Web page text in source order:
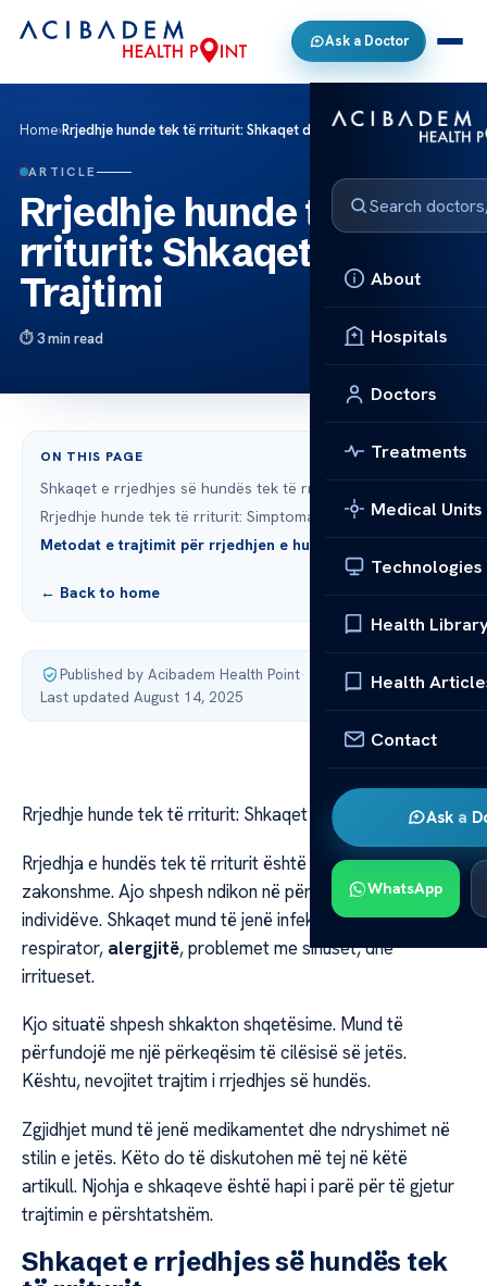
Ask a Doctor
About
Hospitals
Doctors
Treatments
Medical Units
Technologies
Health
Health
Contact
Ask a
WhatsApp
Home›Rrjedhje hunde tek të rriturit: Shkaqet dhe Trajtimi
ARTICLE
Rrjedhje hunde tek të
rriturit: Shkaqet dhe
Trajtimi
3 min read
ON THIS PAGE
Shkaqet e rrjedhjes së hundës tek të rriturit
Rrjedhje hunde tek të rriturit: Simptomat e shoqëruese
Metodat e trajtimit për rrjedhjen e hundës
← Back to home
Published by Acibadem Health Point·
Last updated August 14, 2025
Rrjedhje hunde tek të rriturit: Shkaqet dhe Trajtimi
Rrjedhja e hundës tek të rriturit është një simptomë e
zakonshme. Ajo shpesh ndikon në përditshmërinë e
individëve. Shkaqet mund të jenë infeksionet e traktit
respirator, alergjitë, problemet me sinuset, dhe
irritueset.
Kjo situatë shpesh shkakton shqetësime. Mund të
përfundojë me një përkeqësim të cilësisë së jetës.
Kështu, nevojitet trajtim i rrjedhjes së hundës.
Zgjidhjet mund të jenë medikamentet dhe ndryshimet në
stilin e jetës. Këto do të diskutohen më tej në këtë
artikull. Njohja e shkaqeve është hapi i parë për të gjetur
trajtimin e përshtatshëm.
Shkaqet e rrjedhjes së hundës tek